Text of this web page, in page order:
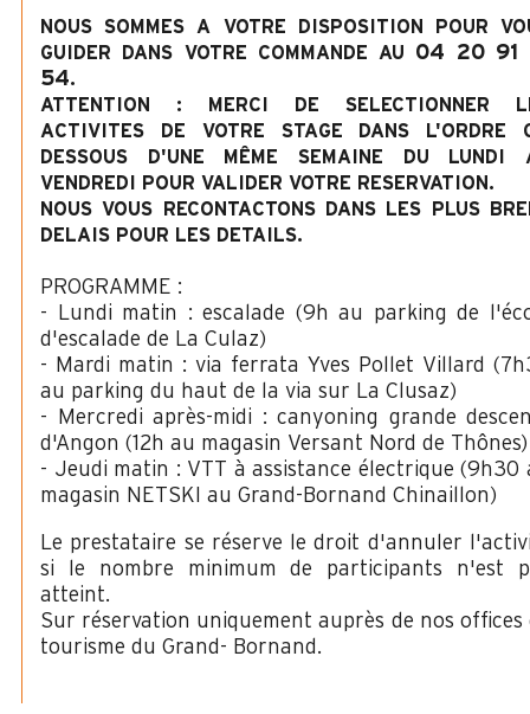
NOUS SOMMES A VOTRE DISPOSITION POUR
GUIDER DANS VOTRE COMMANDE AU 04 20 91
54.
ATTENTION : MERCI DE SELECTIONNER
ACTIVITES DE VOTRE STAGE DANS L'ORDRE
DESSOUS D'UNE MÊME SEMAINE DU LUNDI
VENDREDI POUR VALIDER VOTRE RESERVATION.
NOUS VOUS RECONTACTONS DANS LES PLUS
DELAIS POUR LES DETAILS.
PROGRAMME :
- Lundi matin : escalade (9h au parking de
d'escalade de La Culaz)
- Mardi matin : via ferrata Yves Pollet Villard
au parking du haut de la via sur La Clusaz)
- Mercredi après-midi : canyoning grande
d'Angon (12h au magasin Versant Nord de Thônes)
- Jeudi matin : VTT à assistance électrique (9h30
magasin NETSKI au Grand-Bornand Chinaillon)
Le prestataire se réserve le droit d'annuler
si le nombre minimum de participants n'est
atteint.
Sur réservation uniquement auprès de nos offices
tourisme du Grand- Bornand.